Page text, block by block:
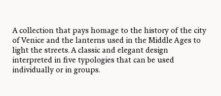
A collection that pays homage to the history of the city
of Venice and the lanterns used in the Middle Ages to
light the streets. A classic and elegant design
interpreted in five typologies that can be used
individually or in groups.